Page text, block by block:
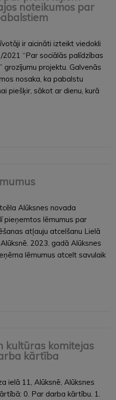
noteikumos par
ir aicināti izteikt viedokli
“Par sociālās palīdzības
projektu. Galvenās
nosaka, ka pabalstu
piešķir, sākot ar dienu, kurā
Alūksnes novada
pieņemtos lēmumus par
atļauju atcelšanu Lielā
2023. gadā Alūksnes
lēmumus atcelt savulaik
kultūras komitejas
kārtība
ielā 11, Alūksnē, Alūksnes
0. Par darba kārtību. 1.